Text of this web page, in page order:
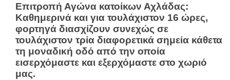
Eπιτροπή Αγώνα κατοίκων Αχλάδας:
Καθημερινά και για τουλάχιστον 16 ώρες,
φορτηγά διασχίζουν συνεχώς σε
τουλάχιστον τρία διαφορετικά σημεία κάθετα
τη μοναδική οδό από την οποία
εισερχόμαστε και εξερχόμαστε στο χωριό
μας.